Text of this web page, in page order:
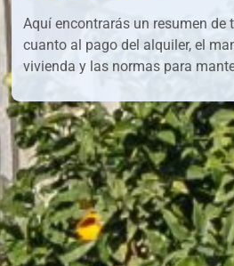
Aquí encontrarás un resumen de
cuanto al pago del alquiler, el
vivienda y las normas para